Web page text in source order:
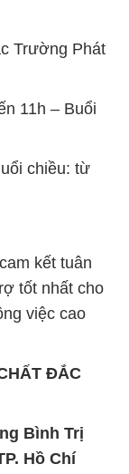
Trường Phát
11h – Buổi
chiều: từ
kết tuân
tốt nhất cho
việc cao
ĐẮC
Bình Trị
Hồ Chí